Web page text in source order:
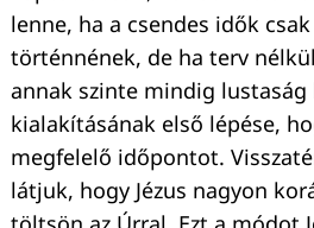
lenne, ha a csendes idők
történnének, de ha terv
annak szinte mindig lustaság
kialakításának első lépése,
megfelelő időpontot.
látjuk, hogy Jézus nagyon